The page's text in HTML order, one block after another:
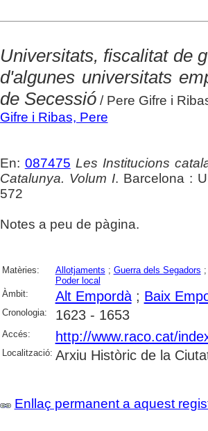
Universitats, fiscalitat de
d'algunes universitats
de Secessió/ Pere Gifre i
Gifre i Ribas, Pere
En: 087475 Les Institucions
Catalunya. Volum I. Barcelona :
572
Notes a peu de pàgina.
Matèries: Allotjaments ; Guerra dels Segadors
Poder local
Àmbit:
Alt Empordà; Baix
Cronologia: 1623 - 1653
Accés: http://www.raco.cat/
Localització: Arxiu Històric de la
Enllaç permanent a aquest